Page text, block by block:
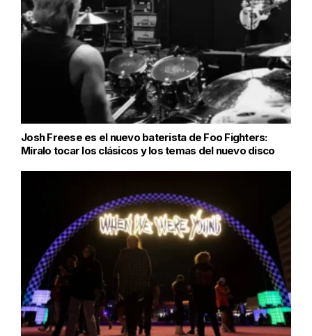
Josh Freese es el nuevo baterista de Foo Fighters:
Míralo tocar los clásicos y los temas del nuevo disco